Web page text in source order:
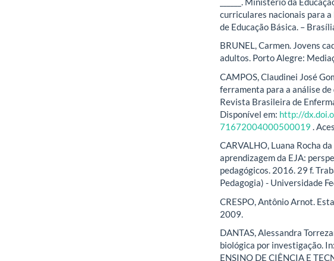
curriculares nacionais para
de Educação Básica. –
BRUNEL, Carmen. Jovens
adultos. Porto Alegre:
CAMPOS, Claudinei José
ferramenta para a análise
Revista Brasileira de
Disponível em: http://
71672004000500019 .
CARVALHO, Luana Rocha
aprendizagem da EJA:
pedagógicos. 2016. 29 f.
Pedagogia) - Universidade
CRESPO, Antônio Arnot.
2009.
DANTAS, Alessandra
biológica por investigação.
ENSINO DE CIÊNCIA E